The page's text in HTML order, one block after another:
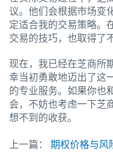
议。他们会根据市场变
定适合我的交易策略。
交易的技巧，也取得了
现在，我已经在芝商所
幸当初勇敢地迈出了这
的专业服务。如果你也
会，不妨也考虑一下芝
想不到的收获。
上一篇：
期权价格与风险